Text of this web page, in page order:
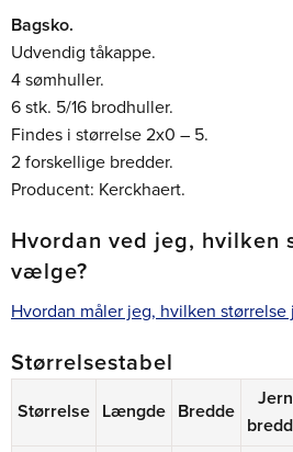
Bagsko.
Udvendig tåkappe.
4 sømhuller.
6 stk. 5/16 brodhuller.
Findes i størrelse 2x0 – 5.
2 forskellige bredder.
Producent: Kerckhaert.
Hvordan ved jeg, hvilken
vælge?
Hvordan måler jeg, hvilken
Størrelsestabel
Størrelse Længde Bredde
Jern